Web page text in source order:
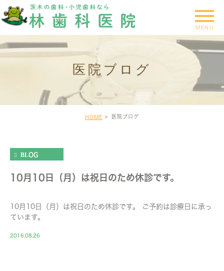
医院ブログ
HOME 医院ブログ
BLOG
10月10日（月）は祝日のため休診です。
10月10日（月）は祝日のため休診です。 ご予約は診療日に承っ
ています。
2016.08.26